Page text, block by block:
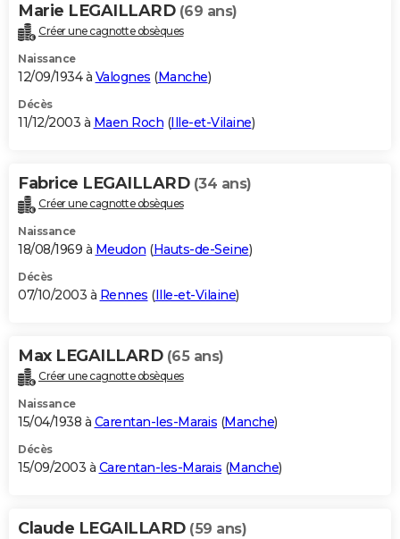
Marie LEGAILLARD (69 ans)
Créer une cagnotte obsèques
Naissance
12/09/1934 à Valognes (Manche)
Décès
11/12/2003 à Maen Roch (Ille-et-Vilaine)
Fabrice LEGAILLARD (34 ans)
Créer une cagnotte obsèques
Naissance
18/08/1969 à Meudon (Hauts-de-Seine)
Décès
07/10/2003 à Rennes (Ille-et-Vilaine)
Max LEGAILLARD (65 ans)
Créer une cagnotte obsèques
Naissance
15/04/1938 à Carentan-les-Marais (Manche)
Décès
15/09/2003 à Carentan-les-Marais (Manche)
Claude LEGAILLARD (59 ans)